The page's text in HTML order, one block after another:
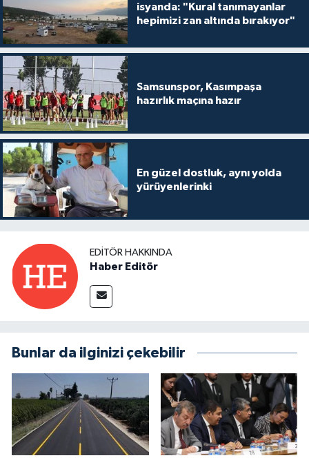
isyanda: "Kural tanımayanlar
hepimizi zan altında bırakıyor"
Samsunspor, Kasımpaşa
hazırlık maçına hazır
En güzel dostluk, aynı yolda
yürüyenlerinki
EDITÖR HAKKINDA
Haber Editör
Bunlar da ilginizi çekebilir